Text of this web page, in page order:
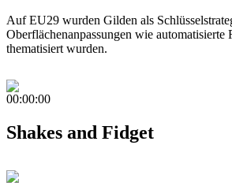
Auf EU29 wurden Gilden als
Oberflächenanpassungen wie
thematisiert wurden.
00:00:00
Shakes and Fidget